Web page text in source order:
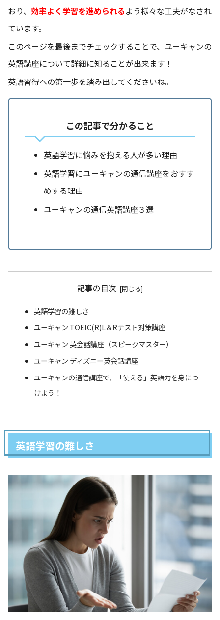
おり、 効率よく学習を進められるよう様々な工夫がなされ
ています。
このページを最後までチェックすることで、ユーキャンの
英語講座について詳細に知ることが出来ます！
英語習得への第一歩を踏み出してくださいね。
この記事で分かること
英語学習に悩みを抱える人が多い理由
英語学習にユーキャンの通信講座をおすす
めする理由
ユーキャンの通信英語講座３選
記事の目次
英語学習の難しさ
ユーキャン TOEIC(R)L＆Rテスト対策講座
ユーキャン 英会話講座（スピークマスター）
ユーキャン ディズニー英会話講座
ユーキャンの通信講座で、「使える」英語力を身につ
けよう！
英語学習の難しさ